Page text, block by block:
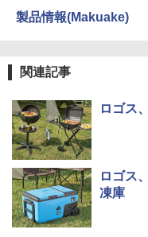
製品情報(Makuake)
関連記事
ロゴス
ロゴス
凍庫